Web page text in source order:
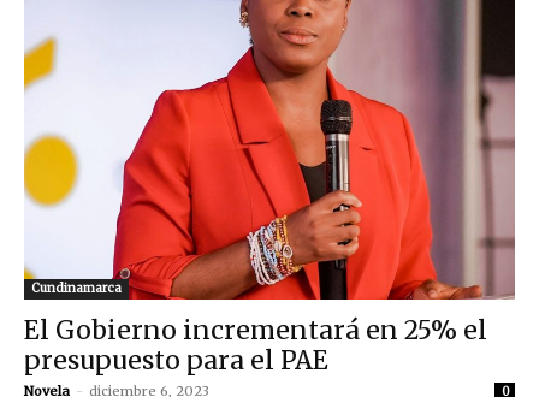
Cundinamarca
El Gobierno incrementará en 25% el
presupuesto para el PAE
Novela - diciembre 6, 2023 0